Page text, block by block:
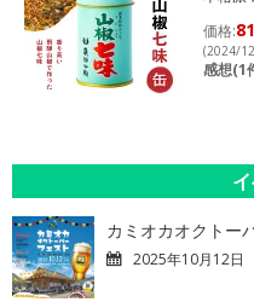
価格:
(2024/
感想(1
カミオカオクトー
2025年10月12日